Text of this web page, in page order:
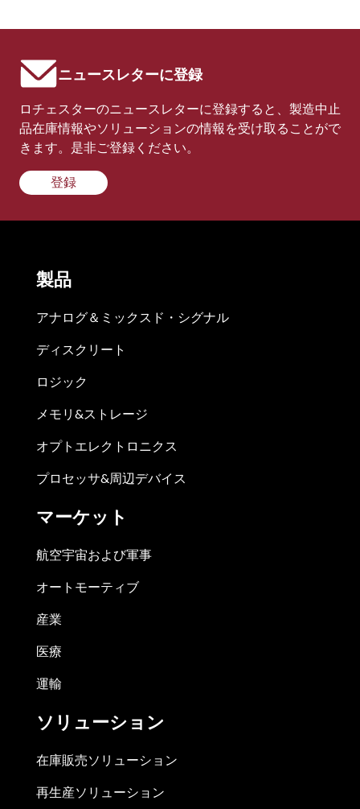
ニュースレターに登録
ロチェスターのニュースレターに登録すると、製造中止
品在庫情報やソリューションの情報を受け取ることがで
きます。是非ご登録ください。
登録
製品
アナログ＆ミックスド・シグナル
ディスクリート
ロジック
メモリ&ストレージ
オプトエレクトロニクス
プロセッサ&周辺デバイス
マーケット
航空宇宙および軍事
オートモーティブ
産業
医療
運輸
ソリューション
在庫販売ソリューション
再生産ソリューション